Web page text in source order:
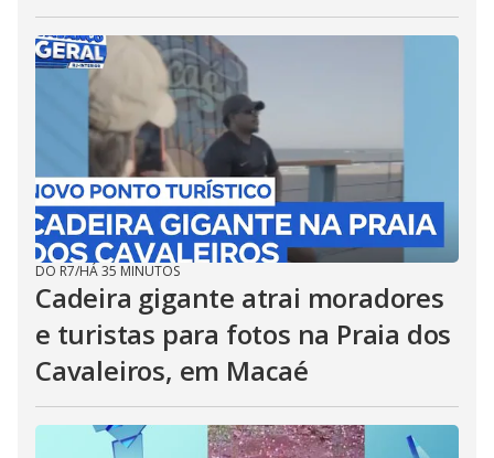
DO R7/HÁ 35 MINUTOS
Cadeira gigante atrai moradores
e turistas para fotos na Praia dos
Cavaleiros, em Macaé